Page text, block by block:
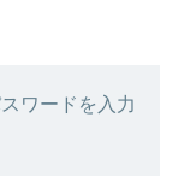
ワードを入力